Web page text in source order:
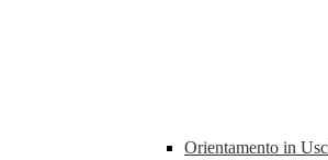
Orientamento in